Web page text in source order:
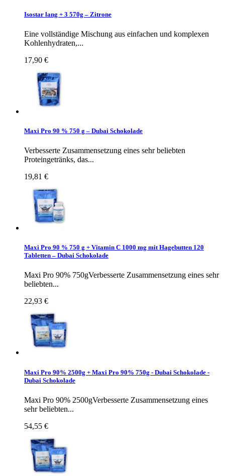
Isostar lang + 3 570g – Zitrone
Eine vollständige Mischung aus einfachen und komplexen
Kohlenhydraten,...
17,90 €
Maxi Pro 90 % 750 g – Dubai Schokolade
Verbesserte Zusammensetzung eines sehr beliebten
Proteingetränks, das...
19,81 €
Maxi Pro 90 % 750 g + Vitamin C 1000 mg mit Hagebutten 120
Tabletten – Dubai Schokolade
Maxi Pro 90% 750gVerbesserte Zusammensetzung eines sehr
beliebten...
22,93 €
Maxi Pro 90% 2500g + Maxi Pro 90% 750g - Dubai Schokolade -
Dubai Schokolade
Maxi Pro 90% 2500gVerbesserte Zusammensetzung eines
sehr beliebten...
54,55 €